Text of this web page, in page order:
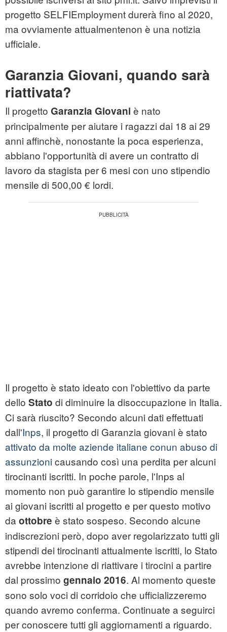
progetto SELFIEmployment durerà fino al 2020,
ma ovviamente attualmentenon è una notizia
ufficiale.
Garanzia Giovani, quando sarà
riattivata?
Il progetto Garanzia Giovani è nato
principalmente per aiutare i ragazzi dai 18 ai 29
anni affinchè, nonostante la poca esperienza,
abbiano l'opportunità di avere un contratto di
lavoro da stagista per 6 mesi con uno stipendio
mensile di 500,00 € lordi.
Il progetto è stato ideato con l'obiettivo da parte
dello Stato di diminuire la disoccupazione in Italia.
Ci sarà riuscito? Secondo alcuni dati effettuati
dall'Inps, il progetto di Garanzia giovani è stato
attivato da molte aziende italiane conun abuso di
assunzionicausando così una perdita per alcuni
tirocinanti iscritti. In poche parole, l'Inps al
momento non può garantire lo stipendio mensile
ai giovani iscritti al progetto e per questo motivo
da ottobre è stato sospeso. Secondo alcune
indiscrezioni però, dopo aver regolarizzato tutti gli
stipendi dei tirocinanti attualmente iscritti, lo Stato
avrebbe intenzione di riattivare i tirocini a partire
dal prossimo gennaio 2016. Al momento queste
sono solo voci di corridoio che ufficializzeremo
quando avremo conferma. Continuate a seguirci
per conoscere tutti gli aggiornamenti a riguardo.